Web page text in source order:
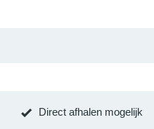
Direct afhalen mogelijk